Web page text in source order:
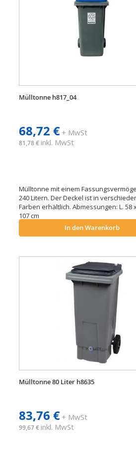
Mülltonne h817_04
68,72 €+ MwSt
81,78 € inkl. MwSt
Mülltonne mit einem
240 Litern. Der Deckel ist in
Farben erhältlich. Abmessungen: L. 58
107 cm
In den Warenkorb
Mülltonne 80 Liter h8635
83,76 €+ MwSt
99,67 € inkl. MwSt